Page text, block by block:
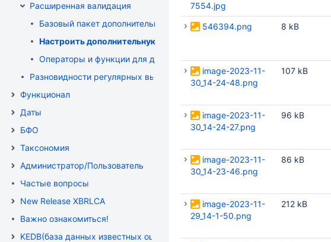
Расширенная валидация
Базовый пакет дополнительной валидации
Настроить дополнительную валдиацию
Операторы и функции для дополнительной валидации
Разновидности регулярных выражений
Функционал
Даты
БФО
Таксономия
Администратор/Пользователь
Частые вопросы
New Release XBRLCA
Важно ознакомиться!
KEDB(база данных известных ошибок )
7554.jpg
546394.png 8 kB
image-2023-11-
30_14-24-48.png
107 kB
image-2023-11-
30_14-24-27.png
96 kB
image-2023-11-
30_14-23-46.png
86 kB
image-2023-11-
29_14-1-50.png
212 kB